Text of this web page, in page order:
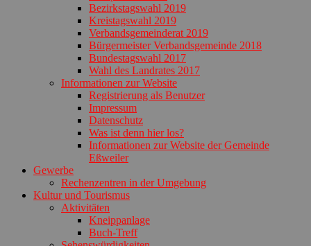
Bezirkstagswahl 2019
Kreistagswahl 2019
Verbandsgemeinderat 2019
Bürgermeister Verbandsgemeinde 2018
Bundestagswahl 2017
Wahl des Landrates 2017
Informationen zur Website
Registrierung als Benutzer
Impressum
Datenschutz
Was ist denn hier los?
Informationen zur Website der Gemeinde
Eßweiler
Gewerbe
Rechenzentren in der Umgebung
Kultur und Tourismus
Aktivitäten
Kneippanlage
Buch-Treff